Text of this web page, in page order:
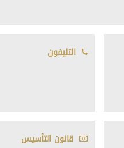
التليفون
قانون التأسيس